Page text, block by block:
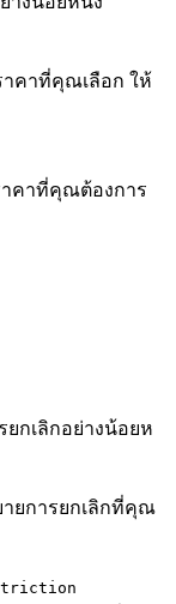
าคาที่คุณเลือก ให้
าคาที่คุณต้องการ
กเลิกอย่างน้อยห
ยการยกเลิกที่คุณ